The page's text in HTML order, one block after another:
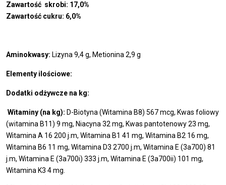
Zawartość skrobi: 17,0%
Zawartość cukru: 6,0%
Aminokwasy: Lizyna 9,4 g, Metionina 2,9 g
Elementy ilościowe:
Dodatki odżywcze na kg:
Witaminy (na kg): D-Biotyna (Witamina B8) 567 mcg, Kwas foliowy
(witamina B11) 9 mg, Niacyna 32 mg, Kwas pantotenowy 23 mg,
Witamina A 16 200 j.m, Witamina B1 41 mg, Witamina B2 16 mg,
Witamina B6 11 mg, Witamina D3 2700 j.m, Witamina E (3a700) 81
j.m, Witamina E (3a700i) 333 j.m, Witamina E (3a700ii) 101 mg,
Witamina K3 4 mg.